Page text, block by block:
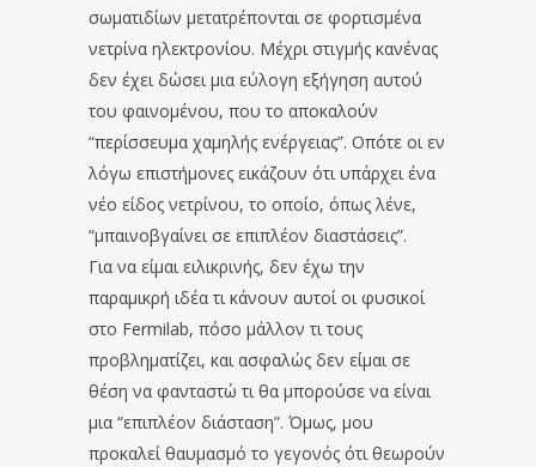
σωματιδίων μετατρέπονται σε φορτισμένα
νετρίνα ηλεκτρονίου. Μέχρι στιγμής κανένας
δεν έχει δώσει μια εύλογη εξήγηση αυτού
του φαινομένου, που το αποκαλούν
“περίσσευμα χαμηλής ενέργειας”. Οπότε οι εν
λόγω επιστήμονες εικάζουν ότι υπάρχει ένα
νέο είδος νετρίνου, το οποίο, όπως λένε,
“μπαινοβγαίνει σε επιπλέον διαστάσεις”.
Για να είμαι ειλικρινής, δεν έχω την
παραμικρή ιδέα τι κάνουν αυτοί οι φυσικοί
στο Fermilab, πόσο μάλλον τι τους
προβληματίζει, και ασφαλώς δεν είμαι σε
θέση να φανταστώ τι θα μπορούσε να είναι
μια “επιπλέον διάσταση”. Όμως, μου
προκαλεί θαυμασμό το γεγονός ότι θεωρούν